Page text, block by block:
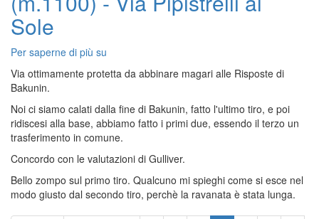
Sole
Per saperne di più su
Mello,
(m.1100)
-
Via
Pipistrelli
al
Sole
Via ottimamente protetta da abbinare magari alle Risposte di
Bakunin.
Noi ci siamo calati dalla fine di Bakunin, fatto l'ultimo tiro, e poi
ridiscesi alla base, abbiamo fatto i primi due, essendo il terzo un
trasferimento in comune.
Concordo con le valutazioni di Gulliver.
Bello zompo sul primo tiro. Qualcuno mi spieghi come si esce nel
modo giusto dal secondo tiro, perchè la ravanata è stata lunga.
Paginazione